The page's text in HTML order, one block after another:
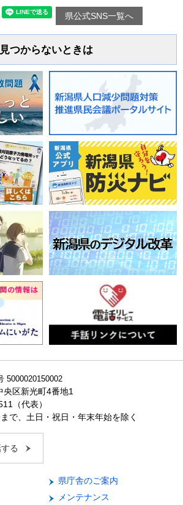
県公式SNS一覧へ
見つからないときは
5000020150002
区新光町4番地1
（代表）
で、土日・祝日・年末年始を除く
る
県庁舎のご案内
メンテナンス